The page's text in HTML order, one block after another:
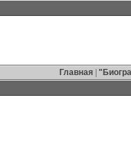
Главная